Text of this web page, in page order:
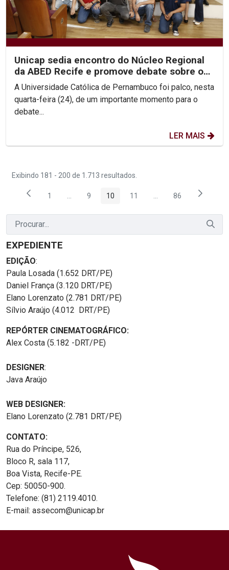
Unicap sedia encontro do Núcleo Regional
da ABED Recife e promove debate sobre os
rumos da EAD no...
A Universidade Católica de Pernambuco foi palco, nesta
quarta-feira (24), de um importante momento para o
debate...
LER MAIS
Exibindo 181 - 200 de 1.713 resultados.
Página
1 Páginas intermediárias Usar ABA para navegar.
Página
9 Página
10 Página
11 PáginasPágina
86
EXPEDIENTE
EDIÇÃO:
Paula Losada (1.652 DRT/PE)
Daniel França (3.120 DRT/PE)
Elano Lorenzato (2.781 DRT/PE)
Sílvio Araújo (4.012 DRT/PE)
REPÓRTER CINEMATOGRÁFICO:
Alex Costa (5.182 -DRT/PE)
DESIGNER:
Java Araújo
WEB DESIGNER:
Elano Lorenzato (2.781 DRT/PE)
CONTATO:
Rua do Príncipe, 526,
Bloco R, sala 117,
Boa Vista, Recife-PE.
Cep: 50050-900.
Telefone: (81) 2119.4010.
E-mail: assecom@unicap.br